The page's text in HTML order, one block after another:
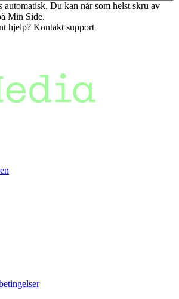
automatisk. Du kan når som helst skru av
Min Side.
hjelp? Kontakt support